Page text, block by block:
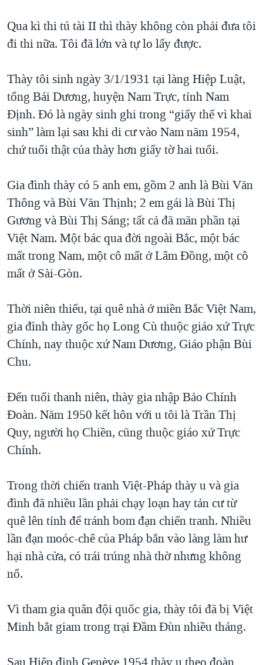
Qua kì thi tú tài II thì thày không còn phải đưa tôi
đi thi nữa. Tôi đã lớn và tự lo lấy được.
Thày tôi sinh ngày 3/1/1931 tại làng Hiệp Luật,
tổng Bái Dương, huyện Nam Trực, tỉnh Nam
Định. Đó là ngày sinh ghi trong “giấy thế vì khai
sinh” làm lại sau khi di cư vào Nam năm 1954,
chứ tuổi thật của thày hơn giấy tờ hai tuổi.
Gia đình thày có 5 anh em, gồm 2 anh là Bùi Văn
Thông và Bùi Văn Thịnh; 2 em gái là Bùi Thị
Gương và Bùi Thị Sáng; tất cả đã mãn phần tại
Việt Nam. Một bác qua đời ngoài Bắc, một bác
mất trong Nam, một cô mất ở Lâm Đồng, một cô
mất ở Sài-Gòn.
Thời niên thiếu, tại quê nhà ở miền Bắc Việt Nam,
gia đình thày gốc họ Long Cù thuộc giáo xứ Trực
Chính, nay thuộc xứ Nam Dương, Giáo phận Bùi
Chu.
Đến tuổi thanh niên, thày gia nhập Bảo Chính
Đoàn. Năm 1950 kết hôn với u tôi là Trần Thị
Quy, người họ Chiền, cũng thuộc giáo xứ Trực
Chính.
Trong thời chiến tranh Việt-Pháp thày u và gia
đình đã nhiều lần phải chạy loạn hay tản cư từ
quê lên tỉnh để tránh bom đạn chiến tranh. Nhiều
lần đạn moóc-chê của Pháp bắn vào làng làm hư
hại nhà cửa, có trái trúng nhà thờ nhưng không
nổ.
Vì tham gia quân đội quốc gia, thày tôi đã bị Việt
Minh bắt giam trong trại Đầm Đùn nhiều tháng.